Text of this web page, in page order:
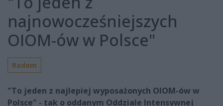
najnowocześniejszych
OIOM-ów w Polsce"
Radom
"To jeden z najlepiej wyposażonych OIOM-ów w
Polsce" - tak o oddanym Oddziale Intensywnej